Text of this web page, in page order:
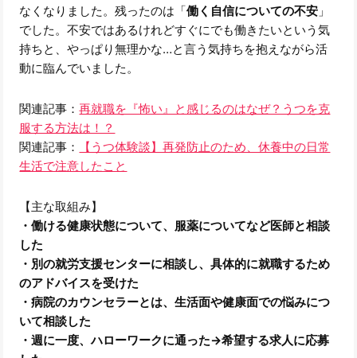
なくなりました。残ったのは「働く自信についての不安 」
でした。不安ではあるけれどすぐにでも働きたいという気
持ちと、やっぱり無理かな…と言う気持ちを抱えながら活
動に臨んでいました。
関連記事：再就職を『怖い』と感じるのはなぜ？うつを克
服する方法は！？
関連記事：
【うつ体験談】再発防止のため、休養中の日常
生活で注意したこと
【主な取組み】
・働ける健康状態について、服薬についてなど医師と相談
した
・別の就労支援センターに相談し、具体的に就職するため
のアドバイスを受けた
・病院のカウンセラーとは、生活面や健康面での悩みにつ
いて相談した
・週に一度、ハローワークに通った→希望する求人に応募